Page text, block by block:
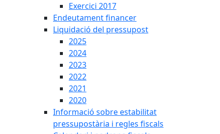
Exercici 2017
Endeutament financer
Liquidació del pressupost
2025
2024
2023
2022
2021
2020
Informació sobre estabilitat
pressupostària i regles fiscals